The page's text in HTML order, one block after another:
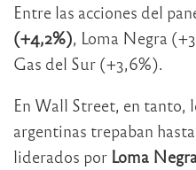
Entre las acciones del
(+4,2%), Loma Negra
Gas del Sur (+3,6%).
En Wall Street, en tanto,
argentinas trepaban
liderados por Loma